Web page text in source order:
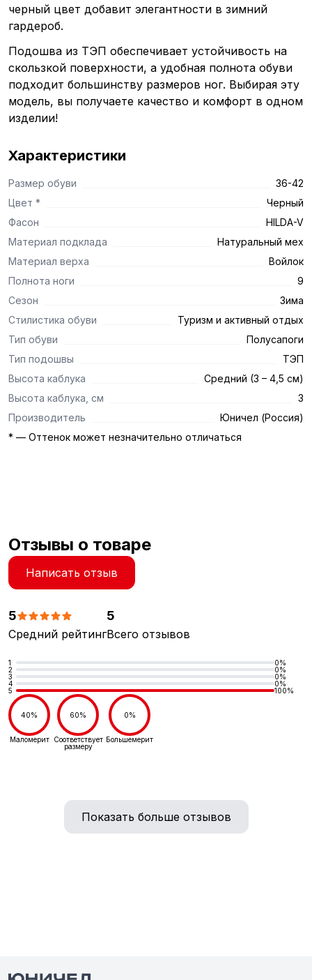
черный цвет добавит элегантности в зимний
гардероб.
Подошва из ТЭП обеспечивает устойчивость на
скользкой поверхности, а удобная полнота обуви
подходит большинству размеров ног. Выбирая эту
модель, вы получаете качество и комфорт в одном
изделии!
Характеристики
Размер обуви
36-42
Цвет *
Черный
Фасон
HILDA-V
Материал подклада
Натуральный мех
Материал верха
Войлок
Полнота ноги
9
Сезон
Зима
Стилистика обуви
Туризм и активный отдых
Тип обуви
Полусапоги
Тип подошвы
ТЭП
Высота каблука
Средний (3 – 4,5 см)
Высота каблука, см
3
Производитель
Юничел (Россия)
* — Оттенок может незначительно отличаться
Отзывы о товаре
Написать отзыв
5
Средний рейтинг
5
Всего отзывов
1
0%
2
0%
3
0%
4
0%
5
100%
40%
Маломерит
60%
Соответствует
размеру
0%
Большемерит
Показать больше отзывов